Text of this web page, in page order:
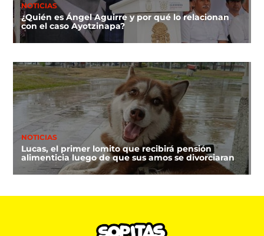
NOTICIAS
¿Quién es Ángel Aguirre y por qué lo relacionan
con el caso Ayotzinapa?
NOTICIAS
Lucas, el primer lomito que recibirá pensión
alimenticia luego de que sus amos se divorciaran